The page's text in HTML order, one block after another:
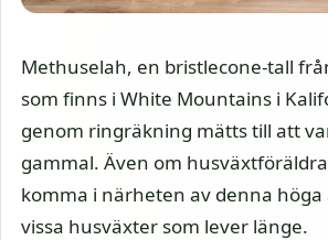
Methuselah, en bristlecone-tall
som finns i White Mountains i
genom ringräkning mätts till att
gammal. Även om
komma i närheten av denna höga
vissa husväxter som lever länge.